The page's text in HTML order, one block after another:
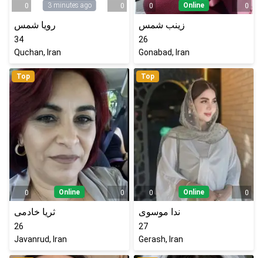
0 3 minutes ago 0
رویا شمس
34
Quchan, Iran
0 Online 0
زینب شمس
26
Gonabad, Iran
Top
0 Online 0
ثریا خادمی
26
Javanrud, Iran
Top
0 Online 0
ندا موسوی
27
Gerash, Iran